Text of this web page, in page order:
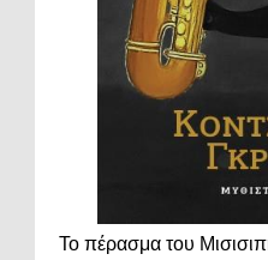
Το πέρασμα του